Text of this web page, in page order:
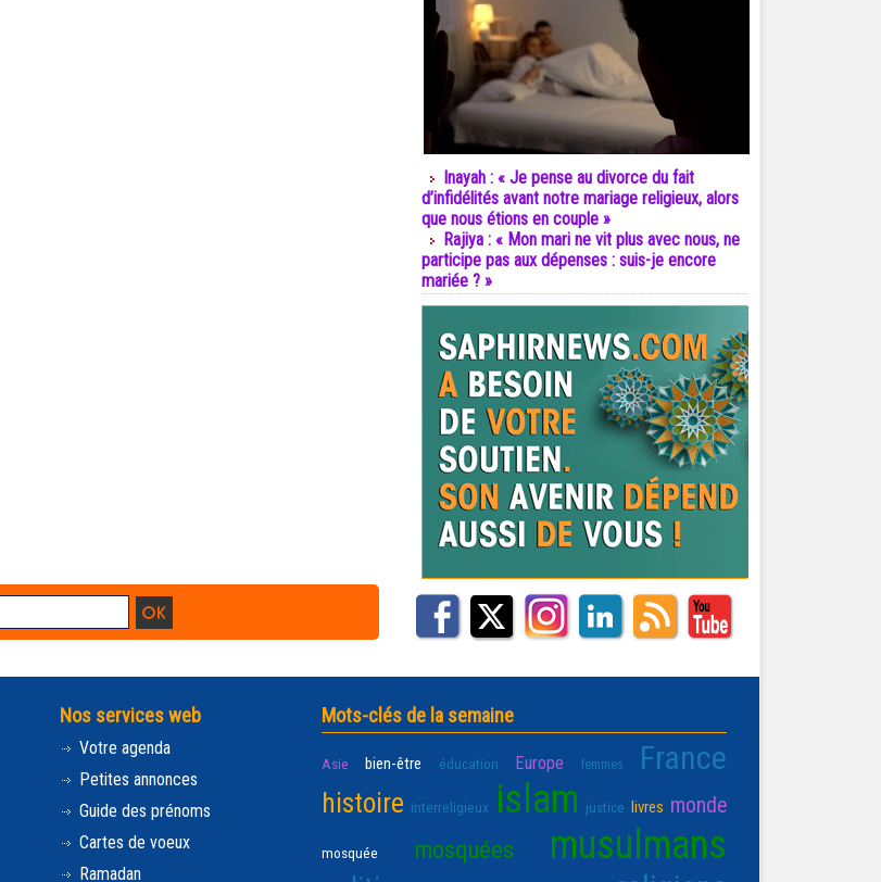
Inayah : « Je pense au divorce du fait
d’infidélités avant notre mariage religieux, alors
que nous étions en couple »
Rajiya : « Mon mari ne vit plus avec nous, ne
participe pas aux dépenses : suis-je encore
mariée ? »
Nos services web
Votre agenda
Petites annonces
Guide des prénoms
Cartes de voeux
Ramadan
Mots-clés de la semaine
Asie bien-être éducation Europe femmes France
histoire interreligieux islam justice livres monde
mosquée mosquées musulmans